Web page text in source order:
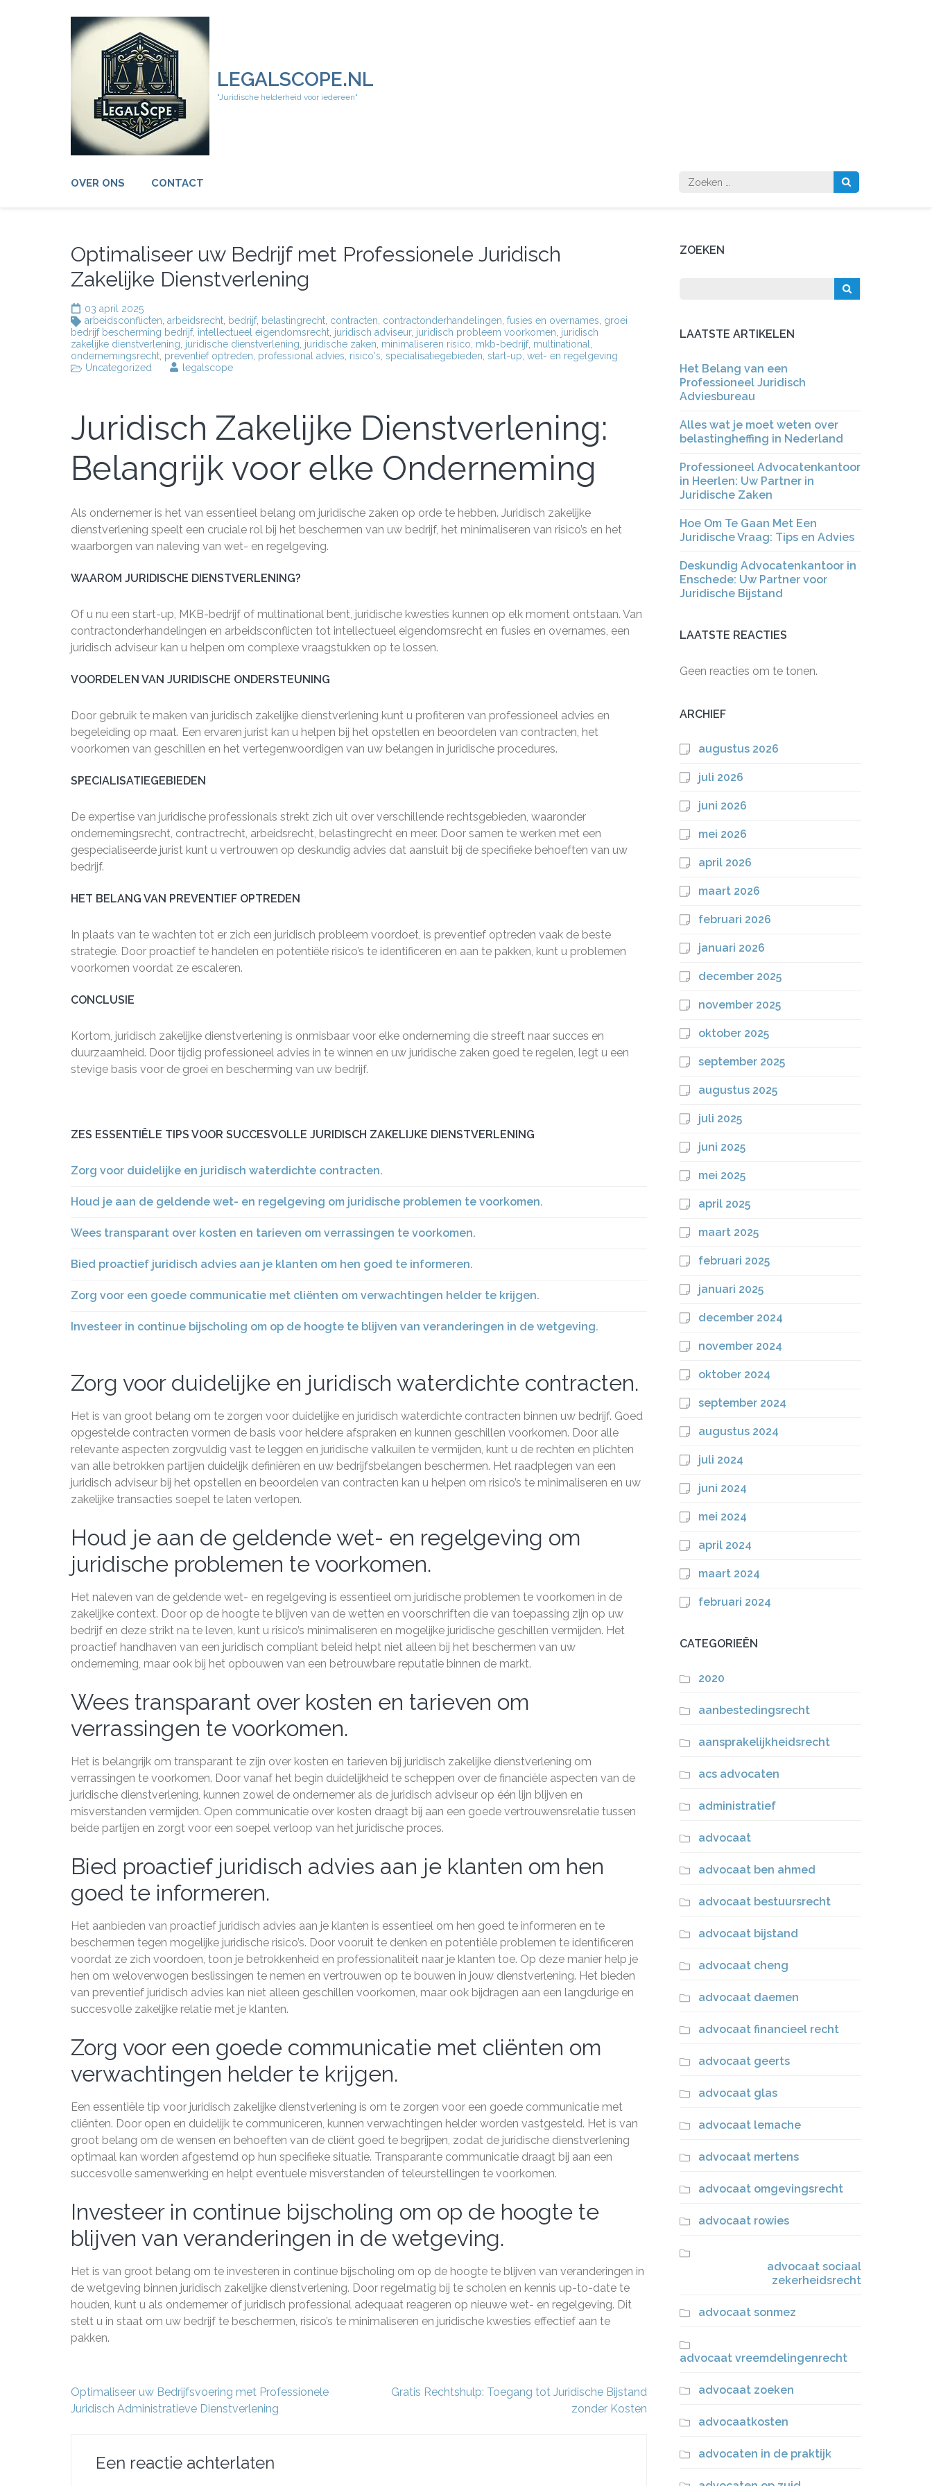
LEGALSCOPE.NL
"Juridische helderheid voor iedereen"
OVER ONS CONTACT
Zoeken
naar:
Optimaliseer uw Bedrijf met Professionele Juridisch
Zakelijke Dienstverlening
03 april 2025
arbeidsconflicten arbeidsrecht bedrijf, belastingrecht contracten contractonderhandelingen fusies en overnames groei
bedrijf bescherming bedrijf, intellectueel eigendomsrecht juridisch adviseur, juridisch probleem voorkomen juridisch
zakelijke dienstverlening juridische dienstverlening juridische zaken minimaliseren risico mkb-bedrijf, multinational
ondernemingsrecht preventief optreden professional advies risico's specialisatiegebieden start-up wet- en regelgeving
Uncategorized
legalscope
Juridisch Zakelijke Dienstverlening:
Belangrijk voor elke Onderneming
Als ondernemer is het van essentieel belang om juridische zaken op orde te hebben. Juridisch zakelijke
dienstverlening speelt een cruciale rol bij het beschermen van uw bedrijf, het minimaliseren van risico’s en het
waarborgen van naleving van wet- en regelgeving.
WAAROM JURIDISCHE DIENSTVERLENING?
Of u nu een start-up, MKB-bedrijf of multinational bent, juridische kwesties kunnen op elk moment ontstaan. Van
contractonderhandelingen en arbeidsconflicten tot intellectueel eigendomsrecht en fusies en overnames, een
juridisch adviseur kan u helpen om complexe vraagstukken op te lossen.
VOORDELEN VAN JURIDISCHE ONDERSTEUNING
Door gebruik te maken van juridisch zakelijke dienstverlening kunt u profiteren van professioneel advies en
begeleiding op maat. Een ervaren jurist kan u helpen bij het opstellen en beoordelen van contracten, het
voorkomen van geschillen en het vertegenwoordigen van uw belangen in juridische procedures.
SPECIALISATIEGEBIEDEN
De expertise van juridische professionals strekt zich uit over verschillende rechtsgebieden, waaronder
ondernemingsrecht, contractrecht, arbeidsrecht, belastingrecht en meer. Door samen te werken met een
gespecialiseerde jurist kunt u vertrouwen op deskundig advies dat aansluit bij de specifieke behoeften van uw
bedrijf.
HET BELANG VAN PREVENTIEF OPTREDEN
In plaats van te wachten tot er zich een juridisch probleem voordoet, is preventief optreden vaak de beste
strategie. Door proactief te handelen en potentiële risico’s te identificeren en aan te pakken, kunt u problemen
voorkomen voordat ze escaleren.
CONCLUSIE
Kortom, juridisch zakelijke dienstverlening is onmisbaar voor elke onderneming die streeft naar succes en
duurzaamheid. Door tijdig professioneel advies in te winnen en uw juridische zaken goed te regelen, legt u een
stevige basis voor de groei en bescherming van uw bedrijf.
ZES ESSENTIËLE TIPS VOOR SUCCESVOLLE JURIDISCH ZAKELIJKE DIENSTVERLENING
Zorg voor duidelijke en juridisch waterdichte contracten.
Houd je aan de geldende wet- en regelgeving om juridische problemen te voorkomen.
Wees transparant over kosten en tarieven om verrassingen te voorkomen.
Bied proactief juridisch advies aan je klanten om hen goed te informeren.
Zorg voor een goede communicatie met cliënten om verwachtingen helder te krijgen.
Investeer in continue bijscholing om op de hoogte te blijven van veranderingen in de wetgeving.
Zorg voor duidelijke en juridisch waterdichte contracten.
Het is van groot belang om te zorgen voor duidelijke en juridisch waterdichte contracten binnen uw bedrijf. Goed
opgestelde contracten vormen de basis voor heldere afspraken en kunnen geschillen voorkomen. Door alle
relevante aspecten zorgvuldig vast te leggen en juridische valkuilen te vermijden, kunt u de rechten en plichten
van alle betrokken partijen duidelijk definiëren en uw bedrijfsbelangen beschermen. Het raadplegen van een
juridisch adviseur bij het opstellen en beoordelen van contracten kan u helpen om risico’s te minimaliseren en uw
zakelijke transacties soepel te laten verlopen.
Houd je aan de geldende wet- en regelgeving om
juridische problemen te voorkomen.
Het naleven van de geldende wet- en regelgeving is essentieel om juridische problemen te voorkomen in de
zakelijke context. Door op de hoogte te blijven van de wetten en voorschriften die van toepassing zijn op uw
bedrijf en deze strikt na te leven, kunt u risico’s minimaliseren en mogelijke juridische geschillen vermijden. Het
proactief handhaven van een juridisch compliant beleid helpt niet alleen bij het beschermen van uw
onderneming, maar ook bij het opbouwen van een betrouwbare reputatie binnen de markt.
Wees transparant over kosten en tarieven om
verrassingen te voorkomen.
Het is belangrijk om transparant te zijn over kosten en tarieven bij juridisch zakelijke dienstverlening om
verrassingen te voorkomen. Door vanaf het begin duidelijkheid te scheppen over de financiële aspecten van de
juridische dienstverlening, kunnen zowel de ondernemer als de juridisch adviseur op één lijn blijven en
misverstanden vermijden. Open communicatie over kosten draagt bij aan een goede vertrouwensrelatie tussen
beide partijen en zorgt voor een soepel verloop van het juridische proces.
Bied proactief juridisch advies aan je klanten om hen
goed te informeren.
Het aanbieden van proactief juridisch advies aan je klanten is essentieel om hen goed te informeren en te
beschermen tegen mogelijke juridische risico’s. Door vooruit te denken en potentiële problemen te identificeren
voordat ze zich voordoen, toon je betrokkenheid en professionaliteit naar je klanten toe. Op deze manier help je
hen om weloverwogen beslissingen te nemen en vertrouwen op te bouwen in jouw dienstverlening. Het bieden
van preventief juridisch advies kan niet alleen geschillen voorkomen, maar ook bijdragen aan een langdurige en
succesvolle zakelijke relatie met je klanten.
Zorg voor een goede communicatie met cliënten om
verwachtingen helder te krijgen.
Een essentiële tip voor juridisch zakelijke dienstverlening is om te zorgen voor een goede communicatie met
cliënten. Door open en duidelijk te communiceren, kunnen verwachtingen helder worden vastgesteld. Het is van
groot belang om de wensen en behoeften van de cliënt goed te begrijpen, zodat de juridische dienstverlening
optimaal kan worden afgestemd op hun specifieke situatie. Transparante communicatie draagt bij aan een
succesvolle samenwerking en helpt eventuele misverstanden of teleurstellingen te voorkomen.
Investeer in continue bijscholing om op de hoogte te
blijven van veranderingen in de wetgeving.
Het is van groot belang om te investeren in continue bijscholing om op de hoogte te blijven van veranderingen in
de wetgeving binnen juridisch zakelijke dienstverlening. Door regelmatig bij te scholen en kennis up-to-date te
houden, kunt u als ondernemer of juridisch professional adequaat reageren op nieuwe wet- en regelgeving. Dit
stelt u in staat om uw bedrijf te beschermen, risico’s te minimaliseren en juridische kwesties effectief aan te
pakken.
Berichtnavigatie
Optimaliseer uw Bedrijfsvoering met Professionele
Juridisch Administratieve Dienstverlening
Gratis Rechtshulp: Toegang tot Juridische Bijstand
zonder Kosten
Een reactie achterlaten
ZOEKEN
LAATSTE ARTIKELEN
Het Belang van een
Professioneel Juridisch
Adviesbureau
Alles wat je moet weten over
belastingheffing in Nederland
Professioneel Advocatenkantoor
in Heerlen: Uw Partner in
Juridische Zaken
Hoe Om Te Gaan Met Een
Juridische Vraag: Tips en Advies
Deskundig Advocatenkantoor in
Enschede: Uw Partner voor
Juridische Bijstand
LAATSTE REACTIES
Geen reacties om te tonen.
ARCHIEF
augustus 2026
juli 2026
juni 2026
mei 2026
april 2026
maart 2026
februari 2026
januari 2026
december 2025
november 2025
oktober 2025
september 2025
augustus 2025
juli 2025
juni 2025
mei 2025
april 2025
maart 2025
februari 2025
januari 2025
december 2024
november 2024
oktober 2024
september 2024
augustus 2024
juli 2024
juni 2024
mei 2024
april 2024
maart 2024
februari 2024
CATEGORIEËN
2020
aanbestedingsrecht
aansprakelijkheidsrecht
acs advocaten
administratief
advocaat
advocaat ben ahmed
advocaat bestuursrecht
advocaat bijstand
advocaat cheng
advocaat daemen
advocaat financieel recht
advocaat geerts
advocaat glas
advocaat lemache
advocaat mertens
advocaat omgevingsrecht
advocaat rowies
advocaat sociaal
zekerheidsrecht
advocaat sonmez
advocaat vreemdelingenrecht
advocaat zoeken
advocaatkosten
advocaten in de praktijk